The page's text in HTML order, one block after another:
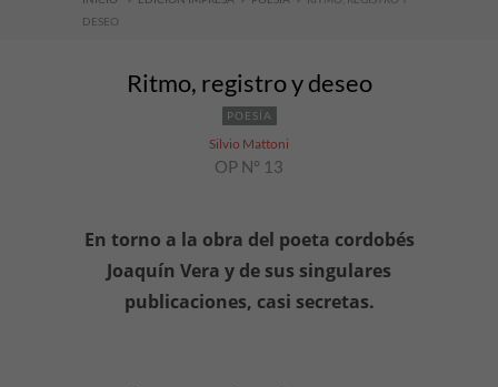
DESEO
Ritmo, registro y deseo
POESÍA
Silvio Mattoni
OP N° 13
En torno a la obra del poeta cordobés
Joaquín Vera y de sus singulares
publicaciones, casi secretas.